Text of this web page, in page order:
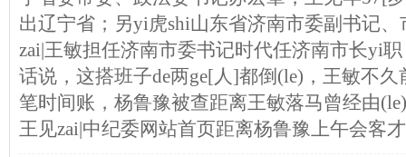
出辽宁省；另yi虎shi山东省济南市委副书记
zai|王敏担任济南市委书记时代任济南市长yi
话说，这搭班子de两ge[人]都倒(le)，王敏不
笔时间账，杨鲁豫被查距离王敏落马曾经由
王见zai|中纪委网站首页距离杨鲁豫上午会客